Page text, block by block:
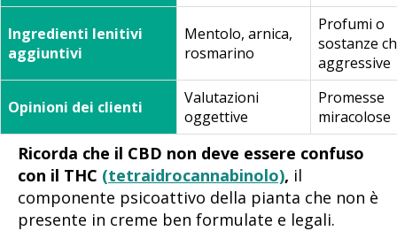
Ingredienti lenitivi
aggiuntivi
Mentolo, arnica,
rosmarino
Profumi o
sostanze
aggressive
Opinioni dei clienti
Valutazioni
oggettive
Promesse
miracolose
Ricorda che il CBD non deve essere confuso
con il THC (tetraidrocannabinolo), il
componente psicoattivo della pianta che non è
presente in creme ben formulate e legali.